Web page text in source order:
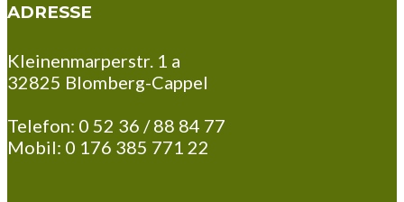
ADRESSE
Kleinenmarperstr. 1 a
32825 Blomberg-Cappel
Telefon: 0 52 36 / 88 84 77
Mobil: 0 176 385 771 22